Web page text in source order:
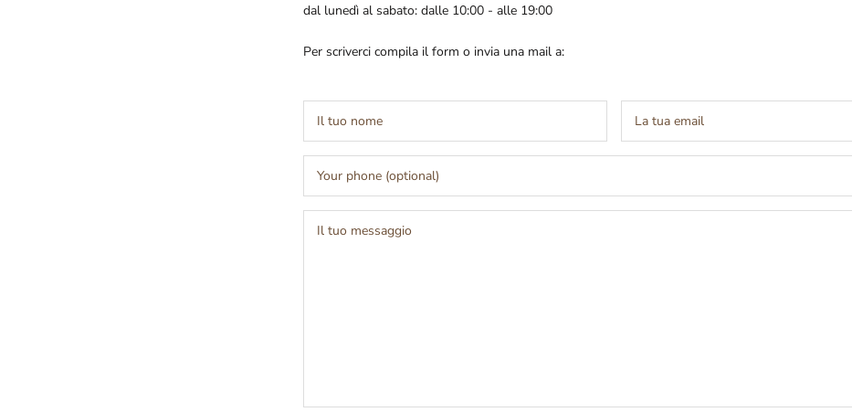
dal lunedì al sabato: dalle 10:00 - alle 19:00
Per scriverci compila il form o invia una mail a: